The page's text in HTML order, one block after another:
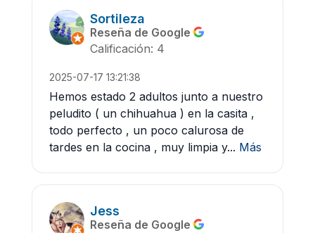
Sortileza
Reseña de Google
Calificación: 4
2025-07-17 13:21:38
Hemos estado 2 adultos junto a nuestro
peludito ( un chihuahua ) en la casita ,
todo perfecto , un poco calurosa de
tardes en la cocina , muy limpia y... Más
Jess
Reseña de Google